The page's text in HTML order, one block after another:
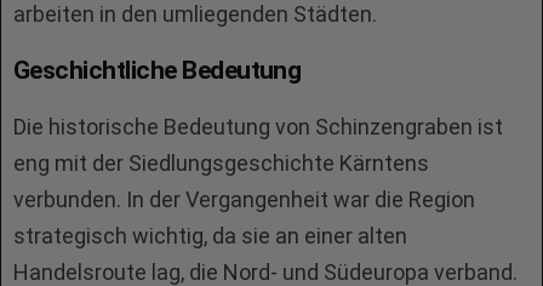
arbeiten in den umliegenden Städten.
Geschichtliche Bedeutung
Die historische Bedeutung von Schinzengraben ist
eng mit der Siedlungsgeschichte Kärntens
verbunden. In der Vergangenheit war die Region
strategisch wichtig, da sie an einer alten
Handelsroute lag, die Nord- und Südeuropa verband.